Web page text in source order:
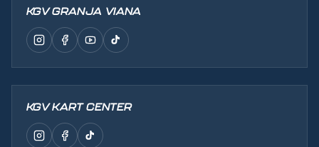
KGV GRANJA VIANA
KGV KART CENTER